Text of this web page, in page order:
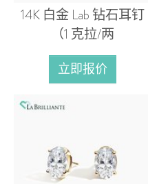
14K 白金 Lab 钻石耳钉
（1 克拉/两
立即报价